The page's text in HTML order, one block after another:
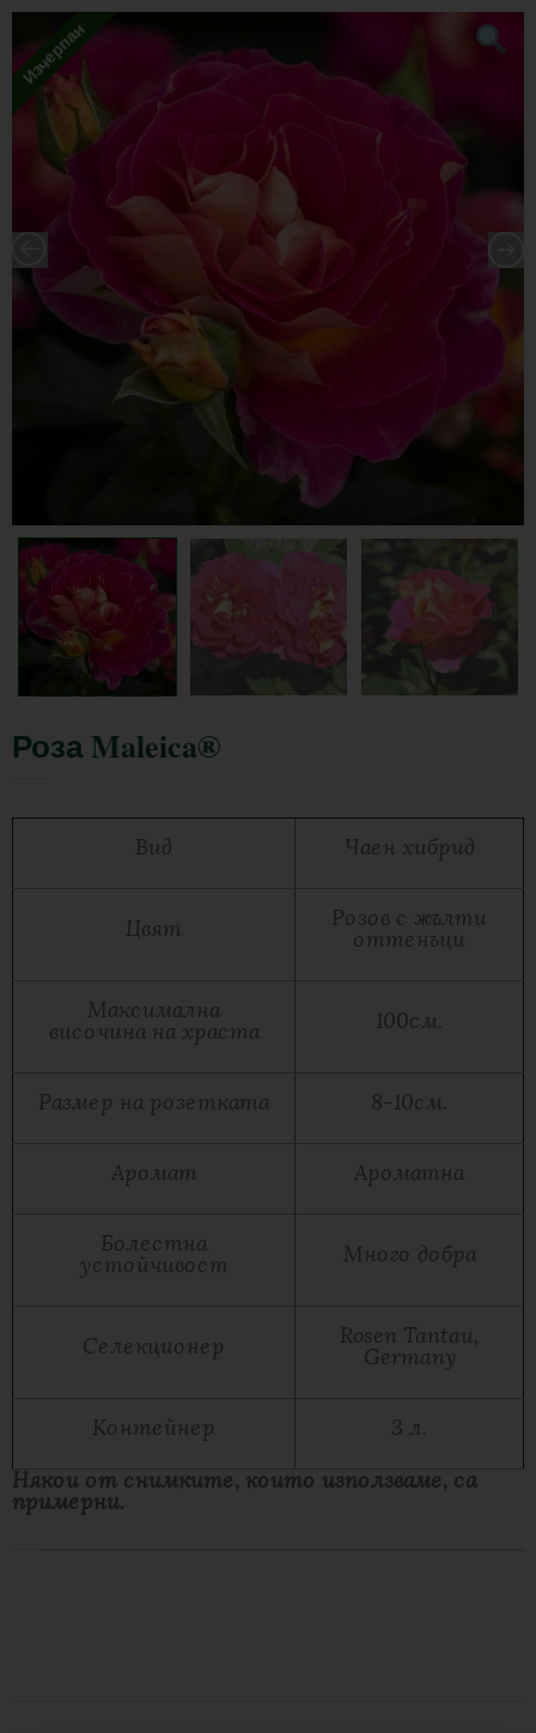
Изчерпан
Роза Maleica®
Вид Чаен хибрид
Цвят
Розов с жълти
оттенъци
Максимална
височина на храста
100см.
Размер на розетката 8-10см.
Аромат Ароматна
Болестна
устойчивост
Много добра
Селекционер
Rosen Tantau,
Germany
Контейнер
3 л.
Някои от снимките, които използваме, са
примерни.